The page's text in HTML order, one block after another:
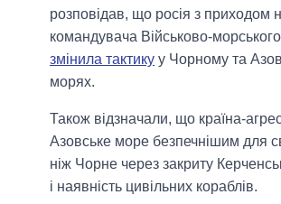
розповідав, що росія з приходом
командувача Військово-
змінила тактику у Чорному та
морях.
Також відзначали, що країна-
Азовське море безпечнішим для
ніж Чорне через закриту
і наявність цивільних кораблів.